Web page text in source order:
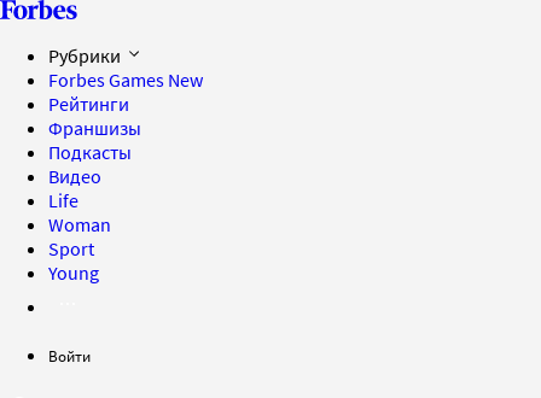
Рубрики
Forbes Games New
Рейтинги
Франшизы
Подкасты
Видео
Life
Woman
Sport
Young
Войти